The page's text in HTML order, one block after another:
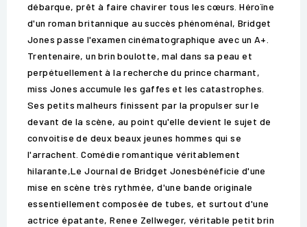
débarque, prêt à faire chavirer tous les cœurs. Héroïne
d'un roman britannique au succès phénoménal, Bridget
Jones passe l'examen cinématographique avec un A+.
Trentenaire, un brin boulotte, mal dans sa peau et
perpétuellement à la recherche du prince charmant,
miss Jones accumule les gaffes et les catastrophes.
Ses petits malheurs finissent par la propulser sur le
devant de la scène, au point qu'elle devient le sujet de
convoitise de deux beaux jeunes hommes qui se
l'arrachent. Comédie romantique véritablement
hilarante,Le Journal de Bridget Jonesbénéficie d'une
mise en scène très rythmée, d'une bande originale
essentiellement composée de tubes, et surtout d'une
actrice épatante, Renee Zellweger, véritable petit brin